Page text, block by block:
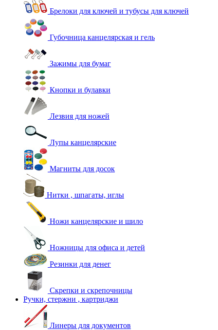
Брелоки для ключей и тубусы для ключей
Губочница канцелярская и гель
Зажимы для бумаг
Кнопки и булавки
Лезвия для ножей
Лупы канцелярские
Магниты для досок
Нитки , шпагаты, иглы
Ножи канцелярские и шило
Ножницы для офиса и детей
Резинки для денег
Скрепки и скрепочницы
Ручки, стержни , картриджи
Линеры для документов